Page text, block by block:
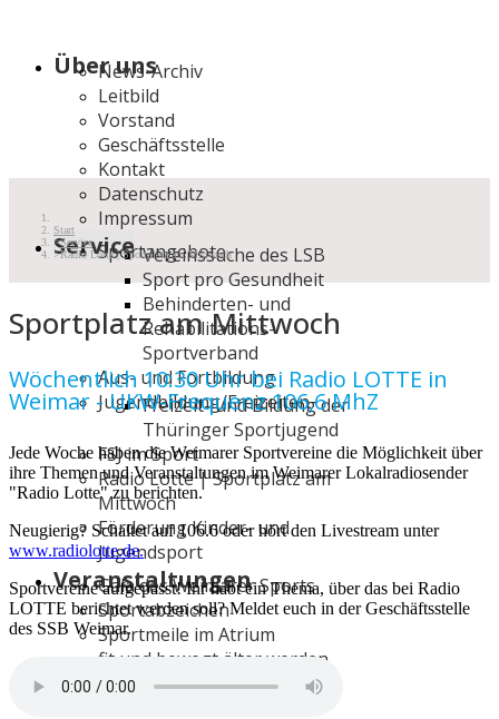
Über uns
News-Archiv
Leitbild
Vorstand
Geschäftsstelle
Kontakt
Datenschutz
Impressum
ServiceSportangebote
Vereinssuche des LSB
Sport pro Gesundheit
Behinderten- und
Rehabilitations-
Sportverband
Aus- und Fortbildung
Jugendbildung/Freizeiten
Freizeit- und Bildung der
Thüringer Sportjugend
FSJ im Sport
Radio Lotte | Sportplatz am
Mittwoch
Förderung Kinder- und
Jugendsport
Veranstaltungen
Gala des Weimarer Sports
Sportabzeichen
Sportmeile im Atrium
fit und bewegt älter werden
Sterne des Sports
Start
Service
Radio Lotte | Sportplatz am Mittwoch
Sportplatz am Mittwoch
Wöchentlich 10:30 Uhr bei Radio LOTTE in
Weimar - UKW-Frequenz 106,6 MhZ
Jede Woche haben die Weimarer Sportvereine die Möglichkeit über
ihre Themen und Veranstaltungen im Weimarer Lokalradiosender
"Radio Lotte" zu berichten.
Neugierig? Schaltet auf 106.6 oder hört den Livestream unter
www.radiolotte.de.
Sportvereine aufgepasst! Ihr habt ein Thema, über das bei Radio
LOTTE berichtet werden soll? Meldet euch in der Geschäftsstelle
des SSB Weimar.